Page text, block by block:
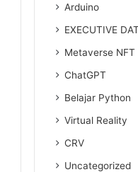
Arduino
EXECUTIVE
Metaverse NFT
ChatGPT
Belajar Python
Virtual Reality
CRV
Uncategorized